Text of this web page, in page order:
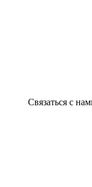
Связаться с